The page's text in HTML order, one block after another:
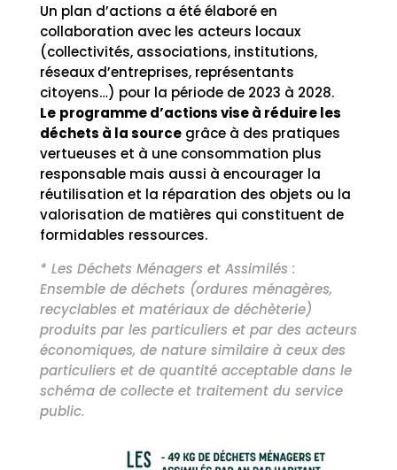
Un plan d’actions a été élaboré en
collaboration avec les acteurs locaux
(collectivités, associations, institutions,
réseaux d’entreprises, représentants
citoyens…) pour la période de 2023 à 2028.
Le programme d’actions vise à réduire les
déchets à la sourcegrâce à des pratiques
vertueuses et à une consommation plus
responsable mais aussi à encourager la
réutilisation et la réparation des objets ou la
valorisation de matières qui constituent de
formidables ressources.
* Les Déchets Ménagers et Assimilés :
Ensemble de déchets (ordures ménagères,
recyclables et matériaux de déchèterie)
produits par les particuliers et par des acteurs
économiques, de nature similaire à ceux des
particuliers et de quantité acceptable dans le
schéma de collecte et traitement du service
public.